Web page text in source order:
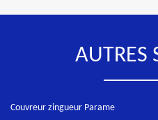
AUTRES
Couvreur zingueur Parame